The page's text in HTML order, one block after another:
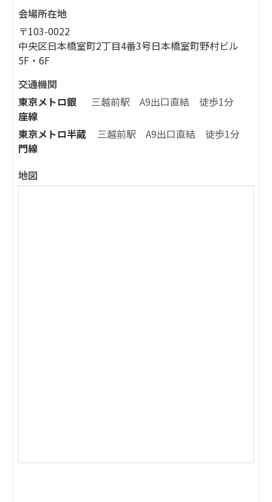
会場所在地
〒103-0022
中央区日本橋室町2丁目4番3号日本橋室町野村ビル
5F・6F
交通機関
東京メトロ銀
座線
三越前駅 A9出口直結 徒歩1分
東京メトロ半蔵
門線
三越前駅 A9出口直結 徒歩1分
地図